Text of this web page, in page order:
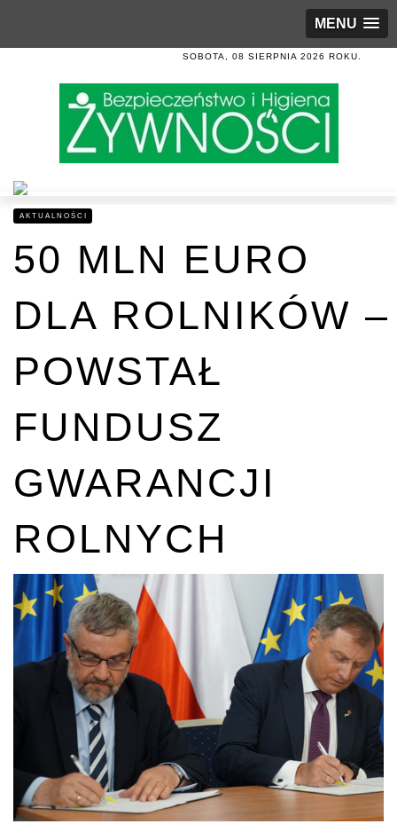
MENU
SOBOTA, 08 SIERPNIA 2026 ROKU.
AKTUALNOŚCI
50 MLN EURO
DLA ROLNIKÓW –
POWSTAŁ
FUNDUSZ
GWARANCJI
ROLNYCH